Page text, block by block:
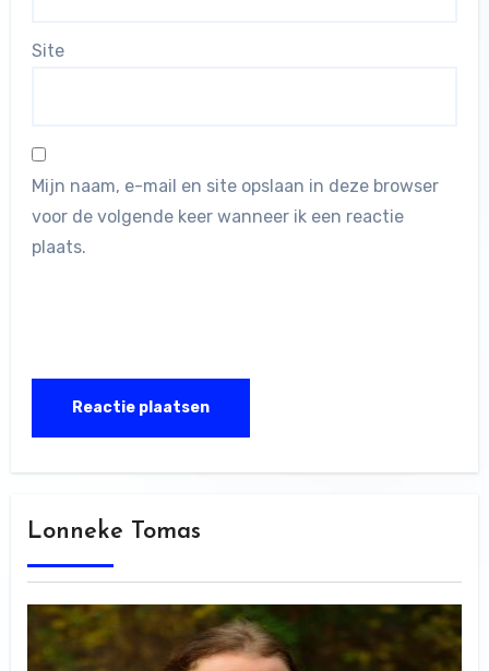
Site
Mijn naam, e-mail en site opslaan in deze browser
voor de volgende keer wanneer ik een reactie
plaats.
Lonneke Tomas